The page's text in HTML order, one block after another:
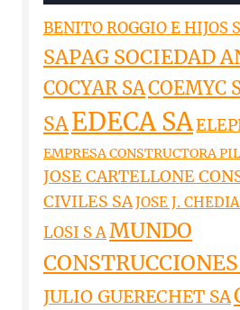
BENITO ROGGIO E HIJOS
SAPAG SOCIEDAD
COCYAR SACOEMYC
SAEDECA SA
EMPRESA CONSTRUCTORA
JOSE CARTELLONE
CIVILES SAJOSE J.
LOSI S AMUNDO
JULIO GUERECHET SA